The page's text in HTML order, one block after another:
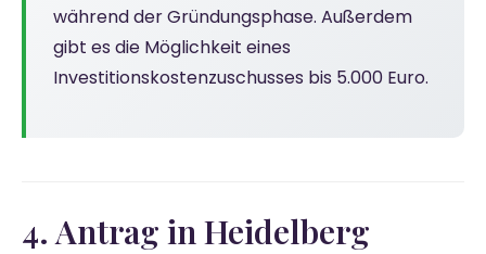
während der Gründungsphase. Außerdem
gibt es die Möglichkeit eines
Investitionskostenzuschusses bis 5.000 Euro.
4. Antrag in Heidelberg